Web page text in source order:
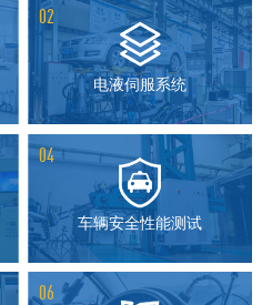
02
电液伺服系统
04
车辆安全性能测试
06